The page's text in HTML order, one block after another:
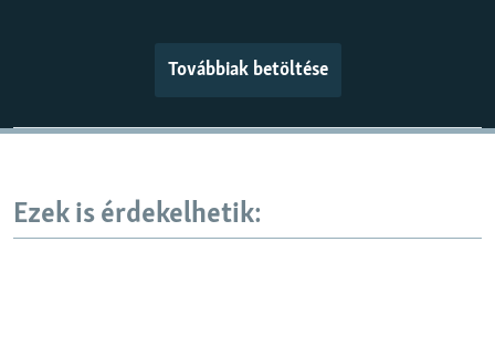
Továbbiak betöltése
Ezek is érdekelhetik: